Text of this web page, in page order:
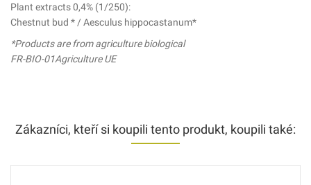
Plant extracts 0,4% (1/250):
Chestnut bud * / Aesculus hippocastanum*
*Products are from agriculture biological
FR-BIO-01Agriculture UE
Zákazníci, kteří si koupili tento produkt, koupili také: